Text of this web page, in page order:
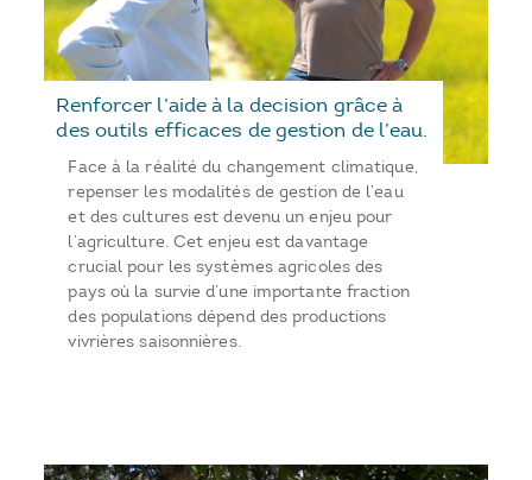
Renforcer l’aide à la decision grâce à
des outils efficaces de gestion de l’eau.
Face à la réalité du changement climatique,
repenser les modalités de gestion de l’eau
et des cultures est devenu un enjeu pour
l’agriculture. Cet enjeu est davantage
crucial pour les systèmes agricoles des
pays où la survie d’une importante fraction
des populations dépend des productions
vivrières saisonnières.